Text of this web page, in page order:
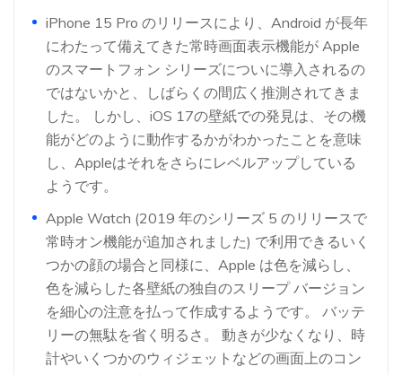
iPhone 15 Pro のリリースにより、Android が長年
にわたって備えてきた常時画面表示機能が Apple
のスマートフォン シリーズについに導入されるの
ではないかと、しばらくの間広く推測されてきま
した。 しかし、iOS 17の壁紙での発見は、その機
能がどのように動作するかがわかったことを意味
し、Appleはそれをさらにレベルアップしている
ようです。
Apple Watch (2019 年のシリーズ 5 のリリースで
常時オン機能が追加されました) で利用できるいく
つかの顔の場合と同様に、Apple は色を減らし、
色を減らした各壁紙の独自のスリープ バージョン
を細心の注意を払って作成するようです。 バッテ
リーの無駄を省く明るさ。 動きが少なくなり、時
計やいくつかのウィジェットなどの画面上のコン